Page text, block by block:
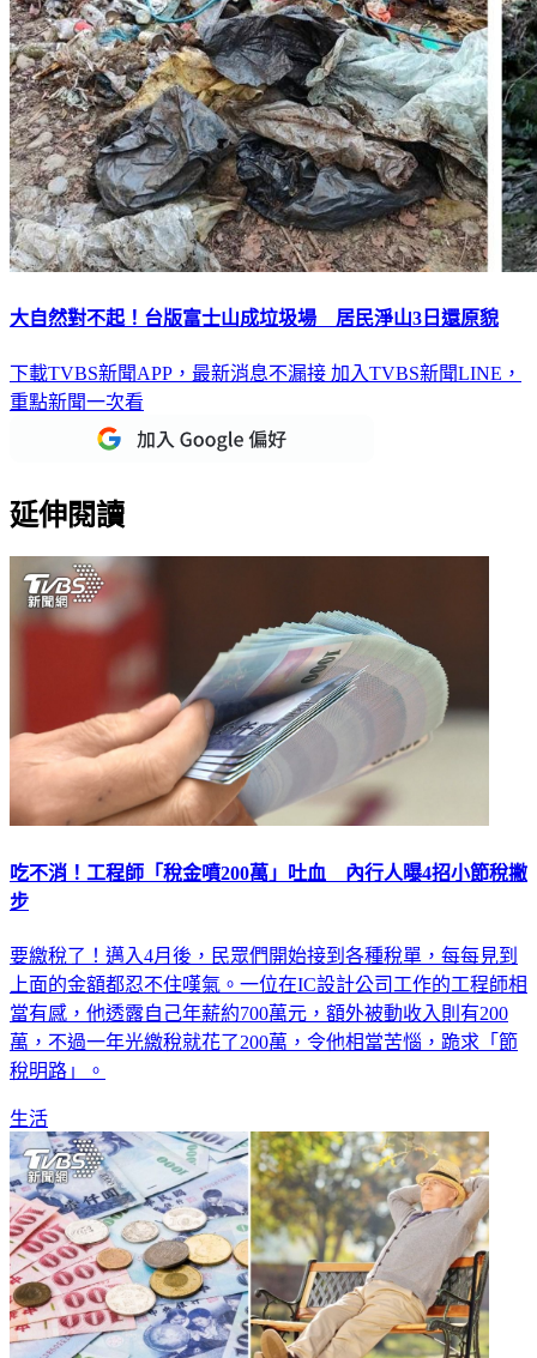
大自然對不起！台版富士山成垃圾場 居民淨山3日還原貌
下載TVBS新聞APP，最新消息不漏接 加入TVBS新聞LINE，
重點新聞一次看
延伸閱讀
吃不消！工程師「稅金噴200萬」吐血 內行人曝4招小節稅撇
步
要繳稅了！邁入4月後，民眾們開始接到各種稅單，每每見到
上面的金額都忍不住嘆氣。一位在IC設計公司工作的工程師相
當有感，他透露自己年薪約700萬元，額外被動收入則有200
萬，不過一年光繳稅就花了200萬，令他相當苦惱，跪求「節
稅明路」。
生活